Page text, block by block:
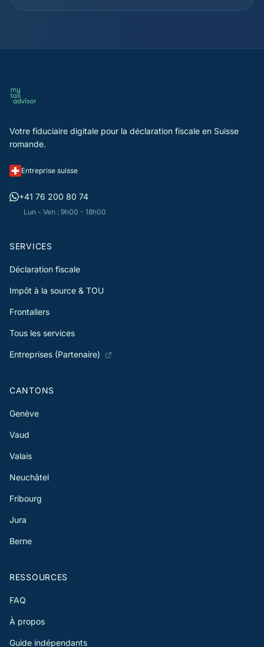
source en Suisse ou uniquement en France. Nous vous
franco-suisse du 11 avril 1983 et de ses avenants.
Votre fiduciaire digitale pour la déclaration fiscale en Suisse
romande.
Entreprise suisse
+41 76 200 80 74
Lun - Ven : 9h00 - 18h00
SERVICES
Déclaration fiscale
Impôt à la source & TOU
Frontaliers
Tous les services
Entreprises (Partenaire)
CANTONS
Genève
Vaud
Valais
Neuchâtel
Fribourg
Jura
Berne
RESSOURCES
FAQ
À propos
Guide indépendants